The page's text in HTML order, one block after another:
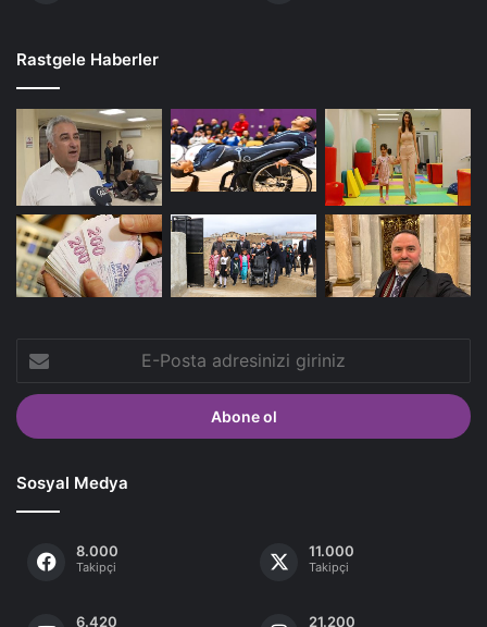
Rastgele Haberler
Posta
adresinizi
giriniz
Sosyal Medya
8.000
Takipçi
11.000
Takipçi
6.420 21.200